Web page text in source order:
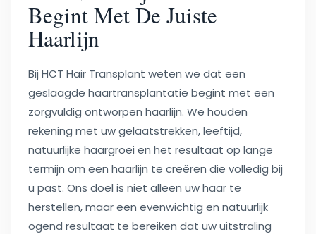
Begint Met De Juiste
Haarlijn
Bij HCT Hair Transplant weten we dat een
geslaagde haartransplantatie begint met een
zorgvuldig ontworpen haarlijn. We houden
rekening met uw gelaatstrekken, leeftijd,
natuurlijke haargroei en het resultaat op lange
termijn om een haarlijn te creëren die volledig bij
u past. Ons doel is niet alleen uw haar te
herstellen, maar een evenwichtig en natuurlijk
ogend resultaat te bereiken dat uw uitstraling